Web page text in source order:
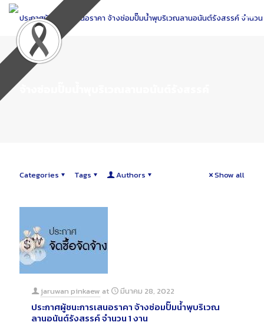
Skip
Content
Categories Tags Authors Show all
jaruwan pinkaew at มีนาคม 28, 2022
ประกาศผู้ชนะการเสนอราคา จ้างซ่อมปั๊มน้ำพุบริเวณ
ลานอนันต์รังสรรค์ จำนวน 1 งาน